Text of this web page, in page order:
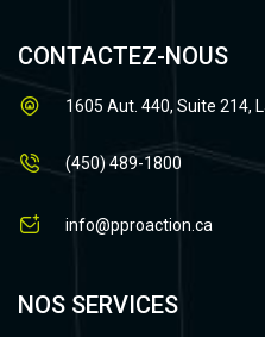
CONTACTEZ-NOUS
1605 Aut. 440, Suite 214,
(450) 489-1800
info@pproaction.ca
NOS SERVICES